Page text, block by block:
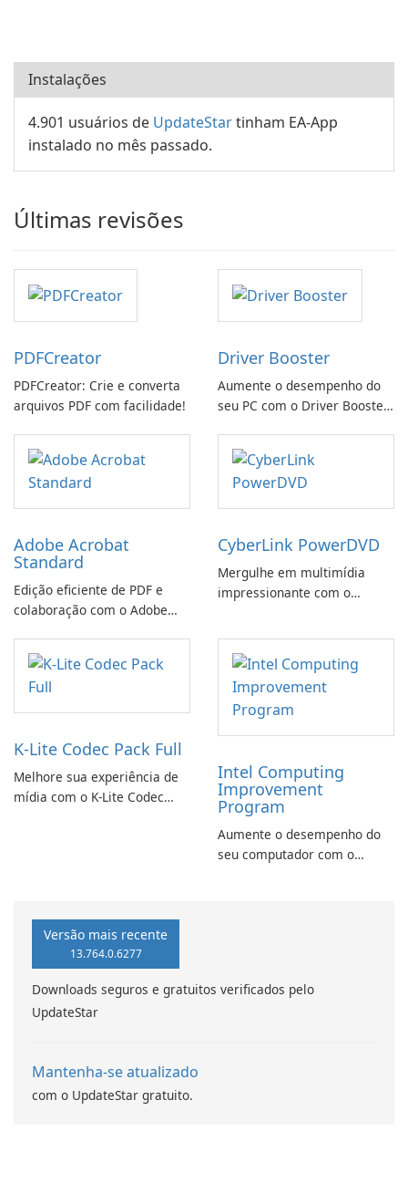
Instalações
4.901 usuários de UpdateStartinham EA-App
instalado no mês passado.
Últimas revisões
PDFCreator
PDFCreator: Crie e converta
arquivos PDF com facilidade!
Driver Booster
Aumente o desempenho do
seu PC com o Driver Booster
Adobe Acrobat
Standard
Edição eficiente de PDF e
colaboração com o Adobe
CyberLink PowerDVD
Mergulhe em multimídia
impressionante com o
K-Lite Codec Pack Full
Melhore sua experiência de
mídia com o K-Lite Codec
Intel Computing
Improvement
Program
Aumente o desempenho do
seu computador com o
Versão mais recente
13.764.0.6277
Downloads seguros e gratuitos verificados pelo
UpdateStar
Mantenha-se atualizado
com o UpdateStar gratuito.